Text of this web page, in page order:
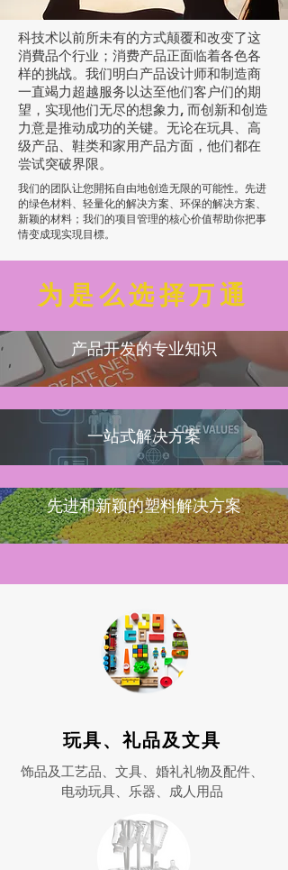
科技术以前所未有的方式颠覆和改变了这
消費品个行业；消费产品正面临着各色各
样的挑战。我们明白产品设计师和制造商
一直竭力超越服务以达至他们客户们的期
望，实现他们无尽的想象力, 而创新和创造
力意是推动成功的关键。无论在玩具、高
级产品、鞋类和家用产品方面，他们都在
尝试突破界限。
我们的团队让您開拓自由地创造无限的可能性。先进
的绿色材料、轻量化的解决方案、环保的解决方案、
新颖的材料；我们的项目管理的核心价值帮助你把事
情变成现实現目標。
为是么选择万通
产品开发的专业知识
一站式解决方案
先进和新颖的塑料解决方案
玩具、礼品及文具
饰品及工艺品、文具、婚礼礼物及配件、
电动玩具、乐器、成人用品